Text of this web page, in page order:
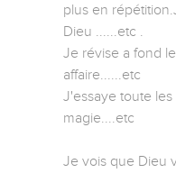
plus en
Dieu ......etc .
Je révise a fond
affaire......etc
J'essaye toute les
magie....etc
Je vois que Dieu